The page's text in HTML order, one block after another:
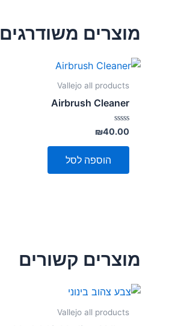
מוצרים משודרגים
Vallejo all products
Airbrush Cleaner
דורג
0
מתוך
₪40.00
הוספה לסל
מוצרים קשורים
Vallejo all products